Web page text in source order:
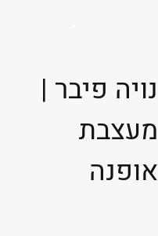
נויה פיבר |
מעצבת
אופנה